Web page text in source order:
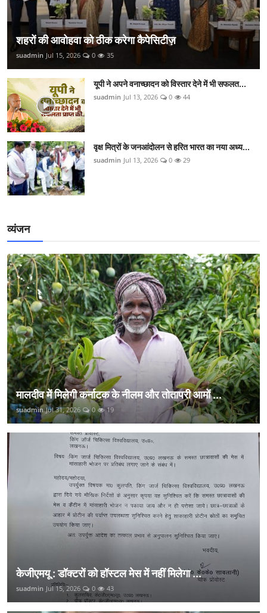
शहरों की आवोहवा को ठीक करेगा कैपेसिटीज़
suadmin Jul 15, 2026 0 35
यूपी ने अपने वनाच्छादन को विस्तार देने में भी सफलत...
suadmin Jul 13, 2026 0 44
वृक्ष मित्रों के जनआंदोलन से हरित भारत का नया अध्य...
suadmin Jul 13, 2026 0 29
व्यंजन
मालदीव में मिलेगी कर्नाटक के नीलम और तोतापरी आमों ...
suadmin Jul 31, 2026 0 19
केजीएमयू : डॉक्टरों को हॉस्टल मेस में नहीं मिलेगा ...
suadmin Jul 15, 2026 0 43